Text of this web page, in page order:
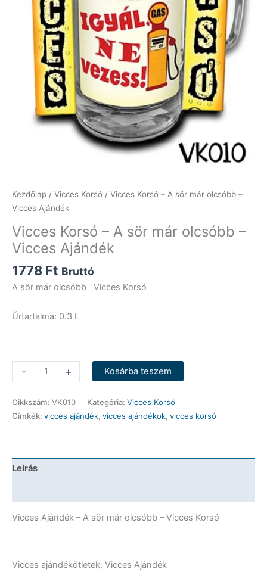
Kezdőlap / Vicces Korsó / Vicces Korsó – A sör már olcsóbb –
Vicces Ajándék
Vicces Korsó – A sör már olcsóbb –
Vicces Ajándék
1778 Ft Bruttó
A sör már olcsóbb Vicces Korsó
Űrtartalma: 0.3 L
-
Korsó
-
A
sör
-
mennyiség
+ Kosárba teszem
Cikkszám: VK010 Kategória: Vicces Korsó
Címkék: vicces ajándék, vicces ajándékok, vicces korsó
Leírás
Vicces Ajándék – A sör már olcsóbb – Vicces Korsó
Vicces ajándékötletek, Vicces Ajándék